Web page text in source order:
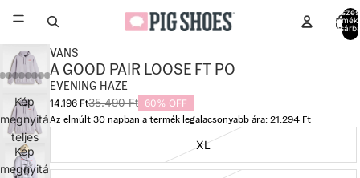
Összes
termék
Kép
megnyitása
teljes
képernyőn
Kép
megnyitása
VANS
A GOOD PAIR LOOSE FT PO
EVENING HAZE
14.196 Ft35.490 Ft
60% OFF
Az elmúlt 30 napban a termék legalacsonyabb ára: 21.294 Ft
XL